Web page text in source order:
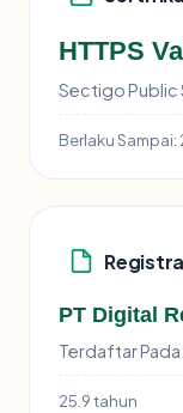
HTTPS
Sectigo Public
Berlaku Sampai:
PT Digital
Terdaftar Pada:
25.9 tahun